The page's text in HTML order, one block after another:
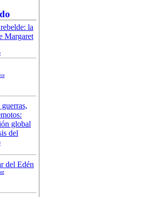
la
Margaret
guerras,
global
del
del Edén